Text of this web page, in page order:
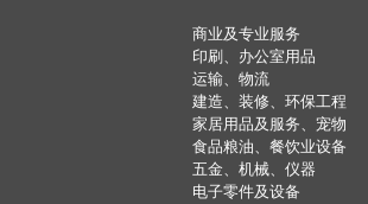
商业及专业服务
印刷、办公室用品
运输、物流
建造、装修、环保工程
家居用品及服务、宠物
食品粮油、餐饮业设备
五金、机械、仪器
电子零件及设备